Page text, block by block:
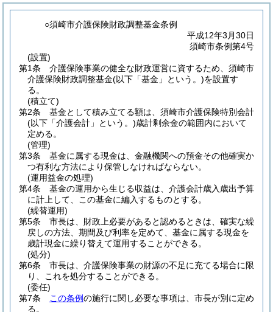
○須崎市介護保険財政調整基金条例
平成12年3月30日
須崎市条例第4号
(設置)
第1条
介護保険事業の健全な財政運営に資するため、須崎市
介護保険財政調整基金(以下「基金」という。)を設置す
る。
(積立て)
第2条
基金として積み立てる額は、須崎市介護保険特別会計
(以下「介護会計」という。)歳計剰余金の範囲内において
定める。
(管理)
第3条
基金に属する現金は、金融機関への預金その他確実か
つ有利な方法により保管しなければならない。
(運用益金の処理)
第4条
基金の運用から生じる収益は、介護会計歳入歳出予算
に計上して、この基金に編入するものとする。
(繰替運用)
第5条
市長は、財政上必要があると認めるときは、確実な繰
戻しの方法、期間及び利率を定めて、基金に属する現金を
歳計現金に繰り替えて運用することができる。
(処分)
第6条
市長は、介護保険事業の財源の不足に充てる場合に限
り、これを処分することができる。
(委任)
第7条
この条例の施行に関し必要な事項は、市長が別に定め
る。